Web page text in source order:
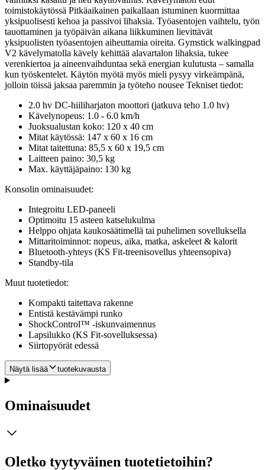
toimistokäytössä Pitkäaikainen paikallaan istuminen kuormittaa
yksipuolisesti kehoa ja passivoi lihaksia. Työasentojen vaihtelu, työn
tauottaminen ja työpäivän aikana liikkuminen lievittävät
yksipuolisten työasentojen aiheuttamia oireita. Gymstick walkingpad
V2 kävelymatolla kävely kehittää alavartalon lihaksia, tukee
verenkiertoa ja aineenvaihduntaa sekä energian kulutusta – samalla
kun työskentelet. Käytön myötä myös mieli pysyy virkeämpänä,
jolloin töissä jaksaa paremmin ja työteho nousee Tekniset tiedot:
2.0 hv DC-hiiliharjaton moottori (jatkuva teho 1.0 hv)
Kävelynopeus: 1.0 - 6.0 km/h
Juoksualustan koko: 120 x 40 cm
Mitat käytössä: 147 x 60 x 16 cm
Mitat taitettuna: 85,5 x 60 x 19,5 cm
Laitteen paino: 30,5 kg
Max. käyttäjäpaino: 130 kg
Konsolin ominaisuudet:
Integroitu LED-paneeli
Optimoitu 15 asteen katselukulma
Helppo ohjata kaukosäätimellä tai puhelimen sovelluksella
Mittaritoiminnot: nopeus, aika, matka, askeleet & kalorit
Bluetooth-yhteys (KS Fit-treenisovellus yhteensopiva)
Standby-tila
Muut tuotetiedot:
Kompakti taitettava rakenne
Entistä kestävämpi runko
ShockControl™ -iskunvaimennus
Lapsilukko (KS Fit-sovelluksessa)
Siirtopyörät edessä
Näytä lisää tuotekuvausta
Ominaisuudet
Oletko tyytyväinen tuotetietoihin?